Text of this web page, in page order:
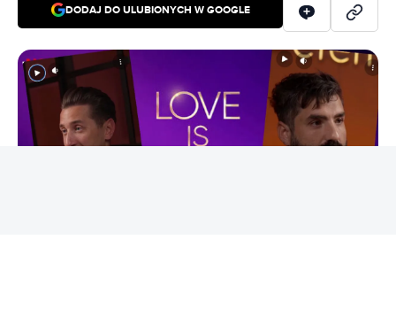
DODAJ DO ULUBIONYCH W GOOGLE